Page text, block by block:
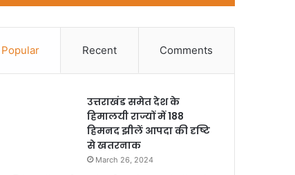
Popular Recent Comments
उत्तराखंड समेत देश के
हिमालयी राज्यों में 188
हिमनद झीलें आपदा की दृष्टि
से खतरनाक
March 26, 2024